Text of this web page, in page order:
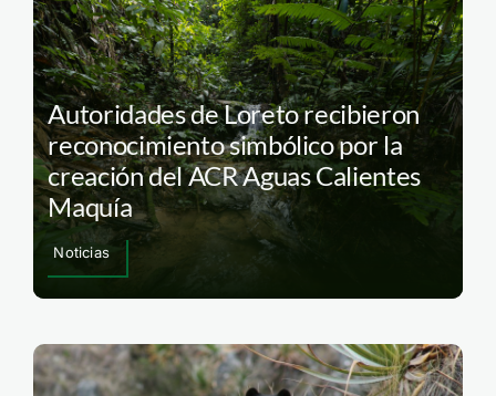
Autoridades de Loreto recibieron
reconocimiento simbólico por la
creación del ACR Aguas Calientes
Maquía
Noticias